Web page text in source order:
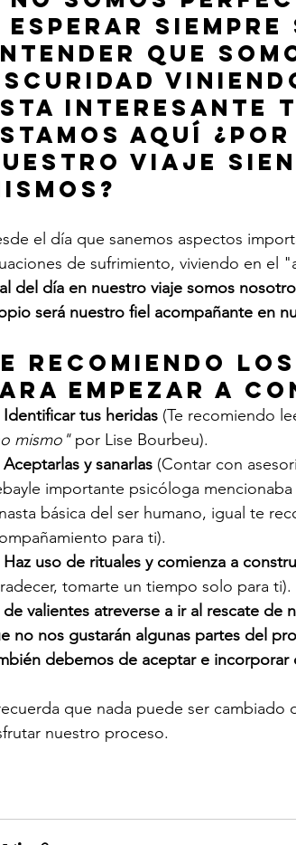
esperar
que
interesante
aquí
viaje
el día que sanemos aspectos
de sufrimiento, viviendo en el
del día en nuestro viaje somos
será nuestro fiel acompañante en
recomiendo
empezar a
Identificar tus heridas (Te recomiendo
mismo" por Lise Bourbeu).
Aceptarlas y sanarlas (Contar con
importante psicóloga
básica del ser humano, igual te
para ti).
Haz uso de rituales y comienza a
tomarte un tiempo solo para ti).
de valientes atreverse a ir al rescate
no nos gustarán algunas partes del
debemos de aceptar e incorporar
que nada puede ser cambiado
nuestro proceso.